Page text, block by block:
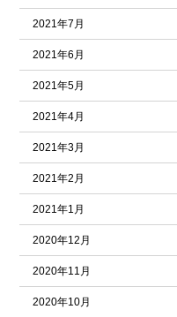
2021年7月
2021年6月
2021年5月
2021年4月
2021年3月
2021年2月
2021年1月
2020年12月
2020年11月
2020年10月